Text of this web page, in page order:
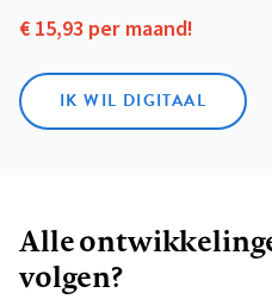
€ 15,93 per maand!
IK WIL DIGITAAL
Alle
volgen?